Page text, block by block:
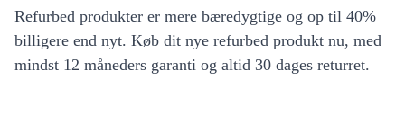
Refurbed produkter er mere bæredygtige og op til 40%
billigere end nyt. Køb dit nye refurbed produkt nu, med
mindst 12 måneders garanti og altid 30 dages returret.